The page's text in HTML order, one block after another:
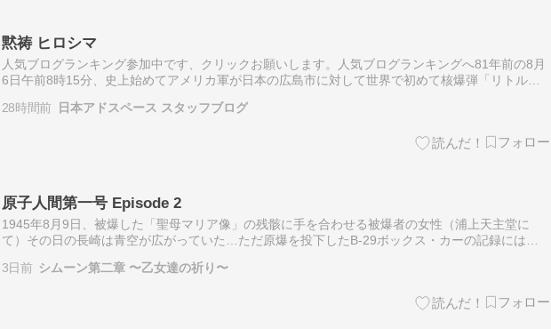
黙祷 ヒロシマ
人気ブログランキング参加中です、クリックお願いします。人気ブログランキングへ81年前の8月
6日午前8時15分、史上始めてアメリカ軍が日本の広島市に対して世界で初めて核爆弾「リトルボ
16万6…
28時間前 日本アドスペース スタッフブログ
原子人間第一号 Episode 2
1945年8月9日、被爆した「聖母マリア像」の残骸に手を合わせる被爆者の女性（浦上天主堂に
て）その日の長崎は青空が広がっていた…ただ原爆を投下したB-29ボックス・カーの記録には
気象衛星が撮っ…
3日前 シムーン第二章 〜乙女達の祈り〜